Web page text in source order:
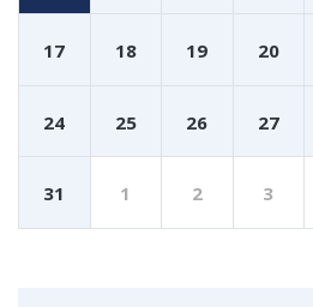
17 18 19 20
24 25 26 27
31 1 2 3